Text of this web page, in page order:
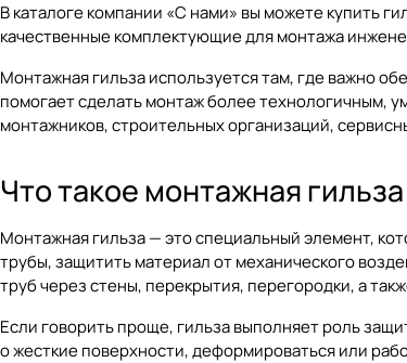
В каталоге компании «С нами» вы можете купить
качественные комплектующие для монтажа
Монтажная гильза используется там, где важно
помогает сделать монтаж более технологичным,
монтажников, строительных организаций,
Что такое монтажная
Монтажная гильза — это специальный элемент,
трубы, защитить материал от механического
труб через стены, перекрытия, перегородки, а
Если говорить проще, гильза выполняет роль
о жесткие поверхности, деформироваться или